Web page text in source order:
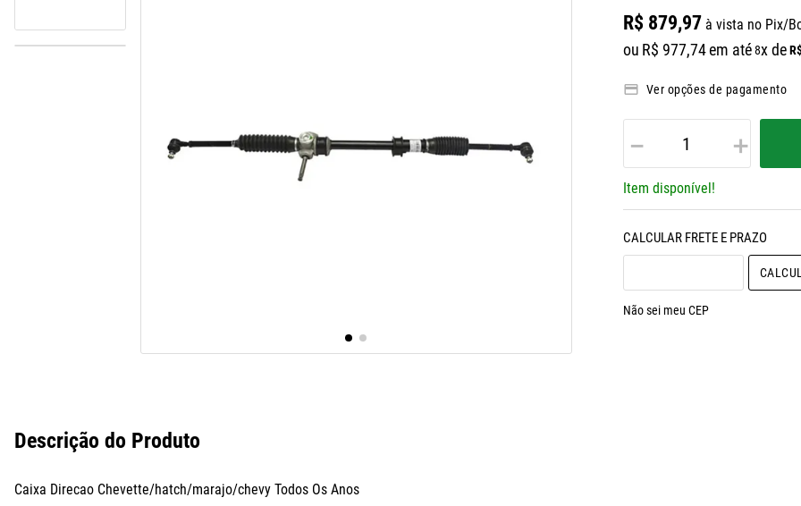
R$ 879,97 à vista no Pix/
ou R$ 977,74em até 8x de
Ver opções de pagamento
＋
－
Item disponível!
Não sei meu CEP
Descrição do Produto
Caixa Direcao Chevette/hatch/marajo/chevy Todos Os Anos